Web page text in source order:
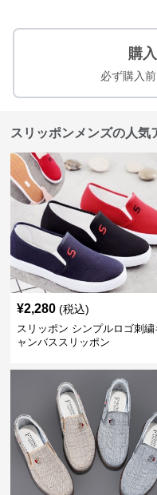
購
必ず購入
スリッポンメンズの人気
¥2,280 (税込)
スリッポン シンプルロゴ刺繍
ャンバススリッポン